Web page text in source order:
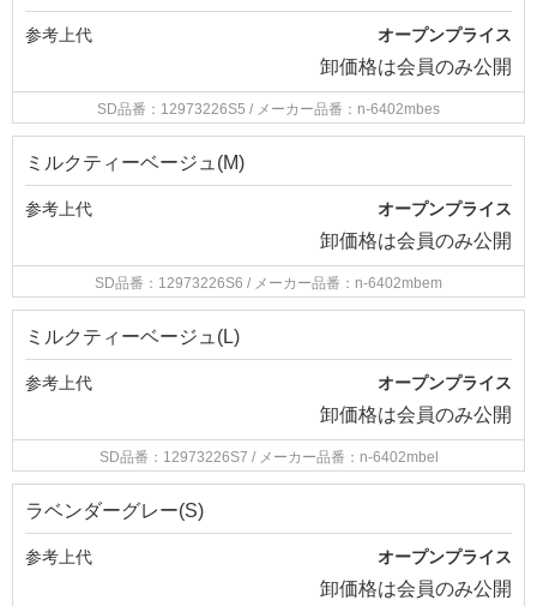
参考上代 オープンプライス
卸価格は会員のみ公開
SD品番：12973226S5 / メーカー品番：n-6402mbes
ミルクティーベージュ(M)
参考上代 オープンプライス
卸価格は会員のみ公開
SD品番：12973226S6 / メーカー品番：n-6402mbem
ミルクティーベージュ(L)
参考上代 オープンプライス
卸価格は会員のみ公開
SD品番：12973226S7 / メーカー品番：n-6402mbel
ラベンダーグレー(S)
参考上代 オープンプライス
卸価格は会員のみ公開